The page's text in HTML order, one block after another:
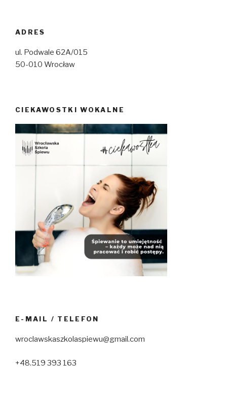
ADRES
ul. Podwale 62A/015
50-010 Wrocław
CIEKAWOSTKI WOKALNE
E-MAIL / TELEFON
wroclawskaszkolaspiewu@gmail.com
+48.519 393 163